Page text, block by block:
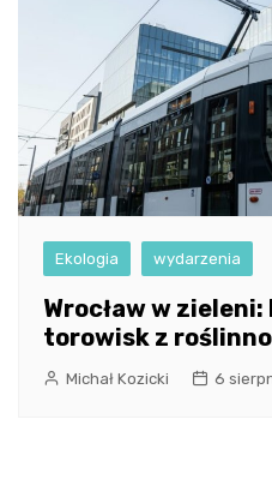
Ekologia wydarzenia
Wrocław w
torowisk z
Michał Kozicki 6